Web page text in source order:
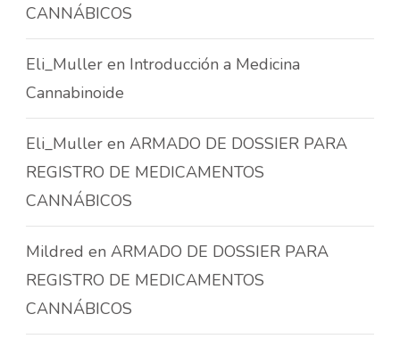
CANNÁBICOS
Eli_Muller en Introducción a Medicina
Cannabinoide
Eli_Muller en ARMADO DE DOSSIER PARA
REGISTRO DE MEDICAMENTOS
CANNÁBICOS
Mildred en ARMADO DE DOSSIER PARA
REGISTRO DE MEDICAMENTOS
CANNÁBICOS